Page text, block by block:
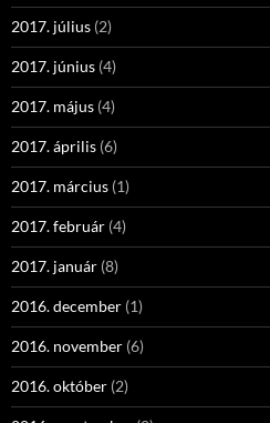
2017. július (2)
2017. június (4)
2017. május (4)
2017. április (6)
2017. március (1)
2017. február (4)
2017. január (8)
2016. december (1)
2016. november (6)
2016. október (2)